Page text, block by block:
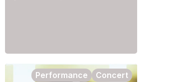
Concert
Performance